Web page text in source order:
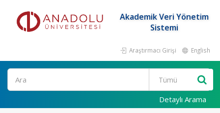
Akademik Veri Yönetim
Sistemi
Araştırmacı Girişi English
Ara
Detaylı Arama